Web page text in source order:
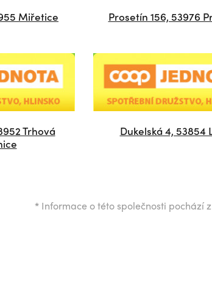
Miřetice Prosetín 156, 53976
Trhová
Dukelská 4, 53854
* Informace o této společnosti pochází